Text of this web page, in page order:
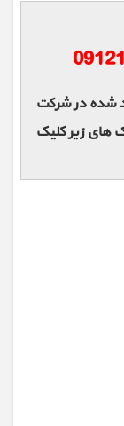
شده در شرکت
های زیر کلیک